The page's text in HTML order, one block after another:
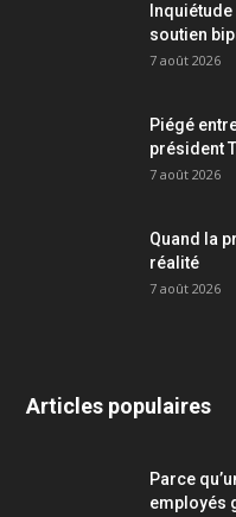
soutien
7 août 2026
Piégé
président
7 août 2026
Quand la
réalité
7 août 2026
Articles populaires
Parce
employés